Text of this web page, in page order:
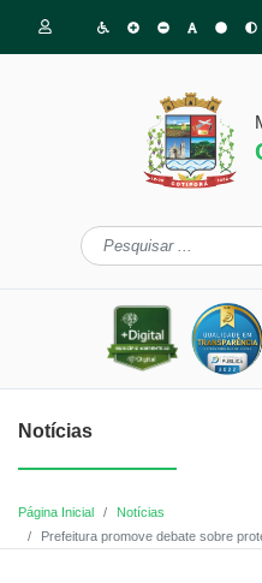
Notícias
Página Inicial
Notícias
Prefeitura promove debate sobre